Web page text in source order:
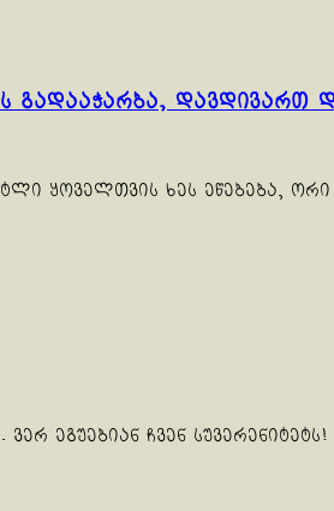
დავდივართ
ყოველთვის ხეს ეწებება, ორი
ეგუებიან ჩვენ